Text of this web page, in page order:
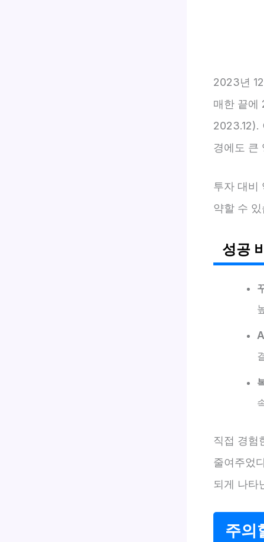
2023년
매한 끝에
2023.12).
경에도 큰
투자 대비
약할 수
성공
직접 경험
줄여주었
되게 나타
주의